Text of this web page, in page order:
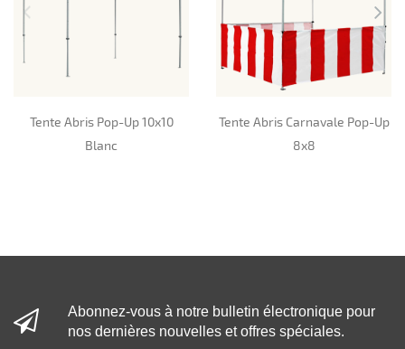
Tente Abris Pop-Up 10x10
Blanc
Tente Abris Carnavale Pop-Up
8x8
Abonnez-vous à notre bulletin électronique pour
nos dernières nouvelles et offres spéciales.